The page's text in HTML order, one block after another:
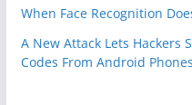
When Face Recognition
A New Attack Lets Hackers
Codes From Android Phones